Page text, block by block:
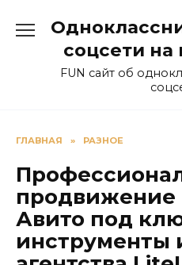
содержаниюсоцсети
FUN сайт об
ГЛАВНАЯ » РАЗНОЕ
продвижение
Авито под
инструменты